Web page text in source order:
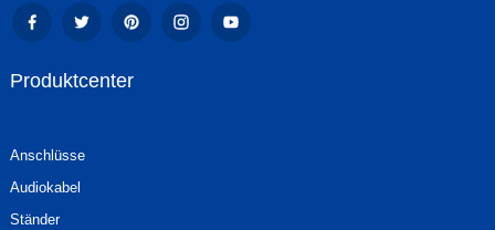
Produktcenter
Anschlüsse
Audiokabel
Ständer